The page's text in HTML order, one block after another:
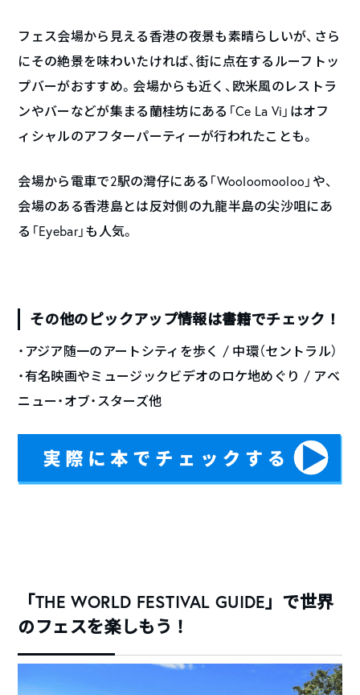
フェス会場から見える香港の夜景も素晴らしいが、さら
にその絶景を味わいたければ、街に点在するルーフトッ
プバーがおすすめ。会場からも近く、欧米風のレストラ
ンやバーなどが集まる蘭桂坊にある「Ce La Vi」はオフ
ィシャルのアフターパーティーが行われたことも。
会場から電車で2駅の灣仔にある「Wooloomooloo」や、
会場のある香港島とは反対側の九龍半島の尖沙咀にあ
る「Eyebar」も人気。
その他のピックアップ情報は書籍でチェック！
・アジア随一のアートシティを歩く / 中環（セントラル）
・有名映画やミュージックビデオのロケ地めぐり / アベ
ニュー・オブ・スターズ他
「THE WORLD FESTIVAL GUIDE」で世界
のフェスを楽しもう！